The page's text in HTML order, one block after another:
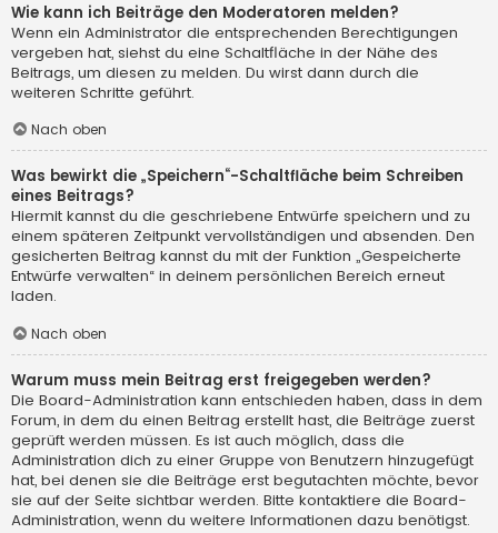
Wie kann ich Beiträge den Moderatoren melden?
Wenn ein Administrator die entsprechenden Berechtigungen
vergeben hat, siehst du eine Schaltfläche in der Nähe des
Beitrags, um diesen zu melden. Du wirst dann durch die
weiteren Schritte geführt.
Nach oben
Was bewirkt die „Speichern“-Schaltfläche beim Schreiben
eines Beitrags?
Hiermit kannst du die geschriebene Entwürfe speichern und zu
einem späteren Zeitpunkt vervollständigen und absenden. Den
gesicherten Beitrag kannst du mit der Funktion „Gespeicherte
Entwürfe verwalten“ in deinem persönlichen Bereich erneut
laden.
Nach oben
Warum muss mein Beitrag erst freigegeben werden?
Die Board-Administration kann entschieden haben, dass in dem
Forum, in dem du einen Beitrag erstellt hast, die Beiträge zuerst
geprüft werden müssen. Es ist auch möglich, dass die
Administration dich zu einer Gruppe von Benutzern hinzugefügt
hat, bei denen sie die Beiträge erst begutachten möchte, bevor
sie auf der Seite sichtbar werden. Bitte kontaktiere die Board-
Administration, wenn du weitere Informationen dazu benötigst.